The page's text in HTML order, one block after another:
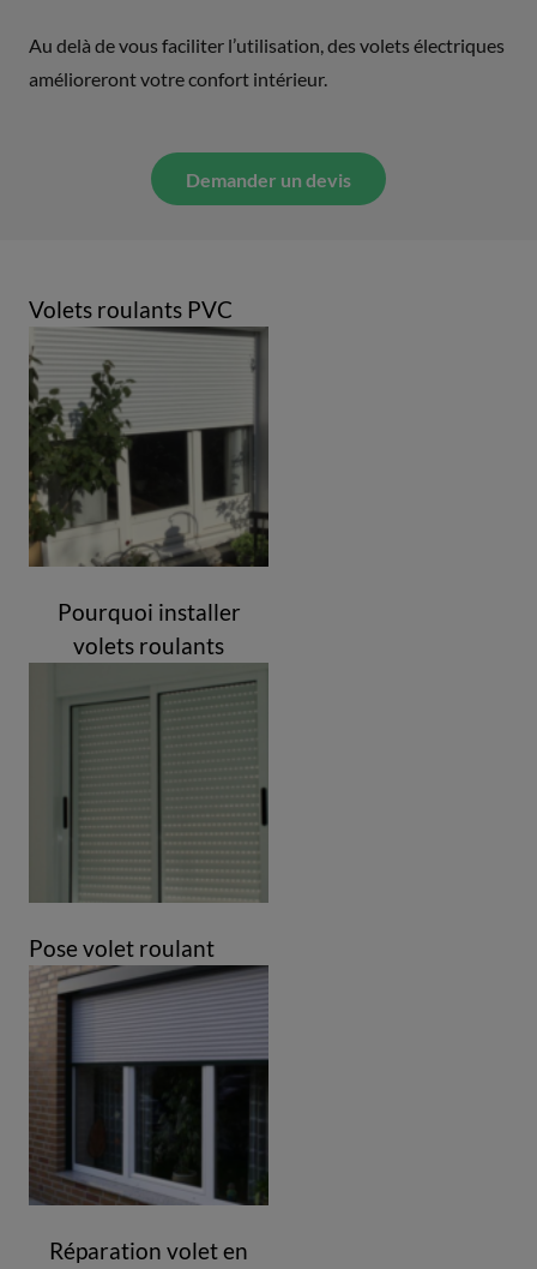
Au delà de vous faciliter l’utilisation, des volets électriques
amélioreront votre confort intérieur.
Demander un devis
Volets roulants PVC
Pourquoi installer
volets roulants
Pose volet roulant
Réparation volet en